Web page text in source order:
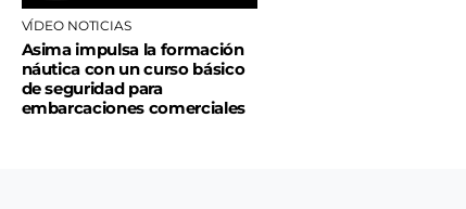
VÍDEO NOTICIAS
Asima impulsa la formación
náutica con un curso básico
de seguridad para
embarcaciones comerciales